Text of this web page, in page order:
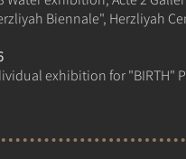
Biennale", Herzliyah
exhibition for "BIRTH"